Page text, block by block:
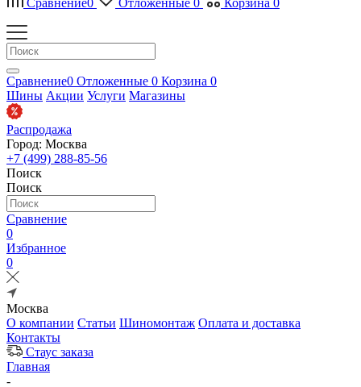
Сравнение0 Отложенные 0 Корзина 0
Сравнение0 Отложенные 0 Корзина 0
Шины Акции Услуги Магазины
Распродажа
Город: Москва
+7 (499) 288-85-56
Поиск
Поиск
Сравнение
0
Избранное
0
Москва
О компании Статьи Шиномонтаж Оплата и доставка
Контакты
Стаус заказа
Главная
-